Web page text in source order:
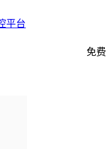
平台
免费